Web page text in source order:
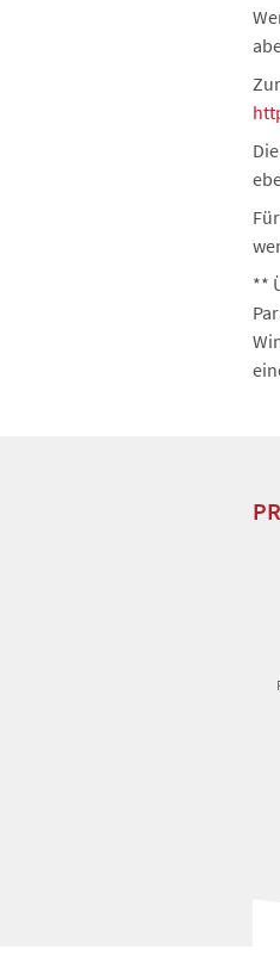
**